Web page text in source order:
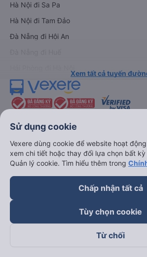
Hà Nội đi Sa Pa
Hà Nội đi Tam Đảo
Đà Nẵng đi Hội An
Xem tất cả tuyến
Về chúng tôi
Trở thành đối tác
Sử dụng cookie
Vexere dùng cookie để website hoạt
xem chi tiết hoặc thay đổi lựa chọn bất
Quản lý cookie. Tìm hiểu thêm trong
Chấp nhận tất cả
Tùy chọn cookie
Từ chối